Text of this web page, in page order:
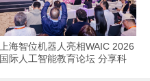
上海智位机器人亮相WAIC 2026
国际人工智能教育论坛 分享科